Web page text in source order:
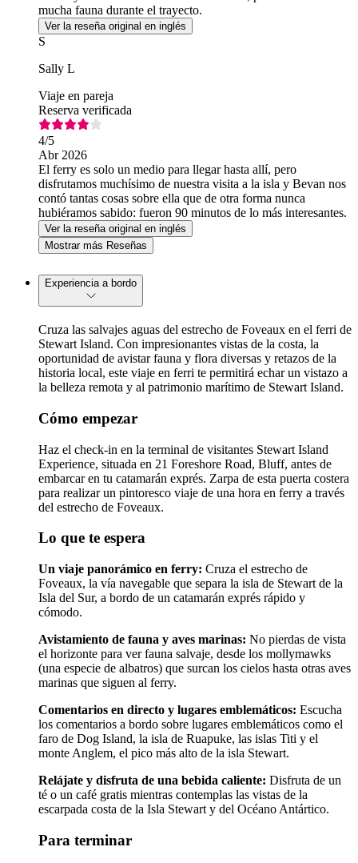
mucha fauna durante el trayecto.
Ver la reseña original en inglés
S
Sally L
Viaje en pareja
Reserva verificada
4/5
Abr 2026
El ferry es solo un medio para llegar hasta allí, pero
disfrutamos muchísimo de nuestra visita a la isla y Bevan nos
contó tantas cosas sobre ella que de otra forma nunca
hubiéramos sabido: fueron 90 minutos de lo más interesantes.
Ver la reseña original en inglés
Mostrar más Reseñas
Experiencia a bordo
Cruza las salvajes aguas del estrecho de Foveaux en el ferri de
Stewart Island. Con impresionantes vistas de la costa, la
oportunidad de avistar fauna y flora diversas y retazos de la
historia local, este viaje en ferri te permitirá echar un vistazo a
la belleza remota y al patrimonio marítimo de Stewart Island.
Cómo empezar
Haz el check-in en la terminal de visitantes Stewart Island
Experience, situada en 21 Foreshore Road, Bluff, antes de
embarcar en tu catamarán exprés. Zarpa de esta puerta costera
para realizar un pintoresco viaje de una hora en ferry a través
del estrecho de Foveaux.
Lo que te espera
Un viaje panorámico en ferry: Cruza el estrecho de
Foveaux, la vía navegable que separa la isla de Stewart de la
Isla del Sur, a bordo de un catamarán exprés rápido y
cómodo.
Avistamiento de fauna y aves marinas: No pierdas de vista
el horizonte para ver fauna salvaje, desde los mollymawks
(una especie de albatros) que surcan los cielos hasta otras aves
marinas que siguen al ferry.
Comentarios en directo y lugares emblemáticos: Escucha
los comentarios a bordo sobre lugares emblemáticos como el
faro de Dog Island, la isla de Ruapuke, las islas Titi y el
monte Anglem, el pico más alto de la isla Stewart.
Relájate y disfruta de una bebida caliente: Disfruta de un
té o un café gratis mientras contemplas las vistas de la
escarpada costa de la Isla Stewart y del Océano Antártico.
Para terminar